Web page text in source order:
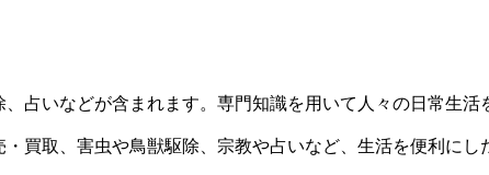
占いなどが含まれます。専門知識を用いて人々の日常生
買取、害虫や鳥獣駆除、宗教や占いなど、生活を便利に